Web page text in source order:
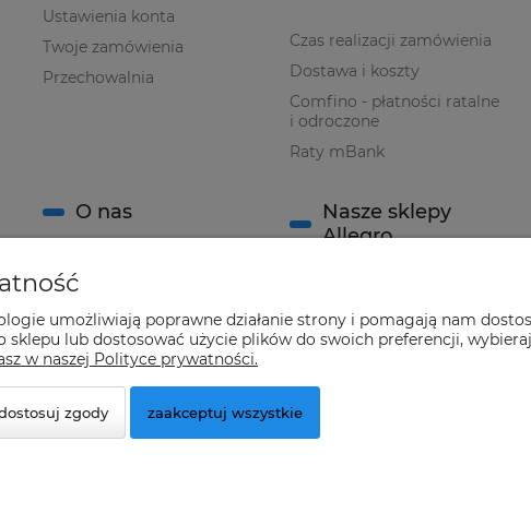
Ustawienia konta
Twoje zamówienia
Przechowalnia
Czas realizacji zamówienia
Dostawa i koszty
Comfino - płatności ratalne
i odroczone
Raty mBank
O nas
O firmie
Nasze sklepy
Allegro
Sklep Allegro nr 2
umożliwiają poprawne działanie strony i pomagają nam
lub dostosować użycie plików do swoich preferencji,
w naszej Polityce prywatności.
zgody zaakceptuj wszystkie